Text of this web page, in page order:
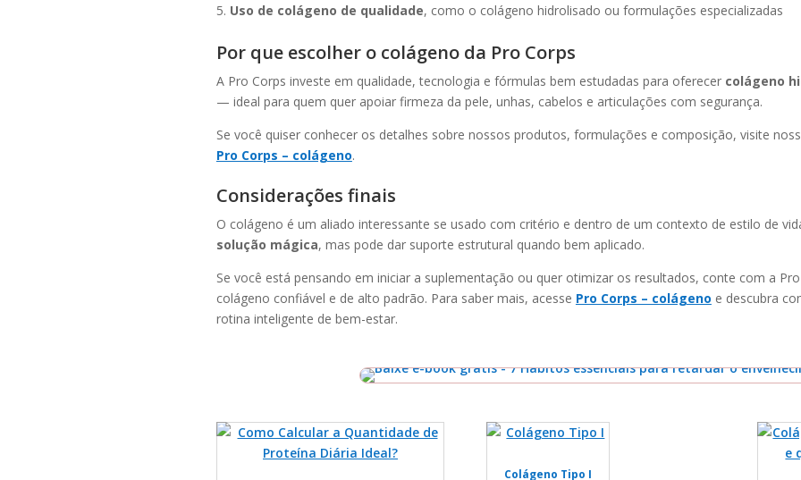
Uso de colágeno de qualidade, como o colágeno hidrolisado ou formulações especializadas
Por que escolher o colágeno da Pro Corps
A Pro Corps investe em qualidade, tecnologia e fórmulas bem estudadas para oferecer colágeno
— ideal para quem quer apoiar firmeza da pele, unhas, cabelos e articulações com segurança.
Se você quiser conhecer os detalhes sobre nossos produtos, formulações e composição, visite
Pro Corps – colágeno.
Considerações finais
O colágeno é um aliado interessante se usado com critério e dentro de um contexto de estilo de
solução mágica, mas pode dar suporte estrutural quando bem aplicado.
Se você está pensando em iniciar a suplementação ou quer otimizar os resultados, conte com a
colágeno confiável e de alto padrão. Para saber mais, acesse Pro Corps – colágeno e descubra
rotina inteligente de bem-estar.
Colágeno Tipo I